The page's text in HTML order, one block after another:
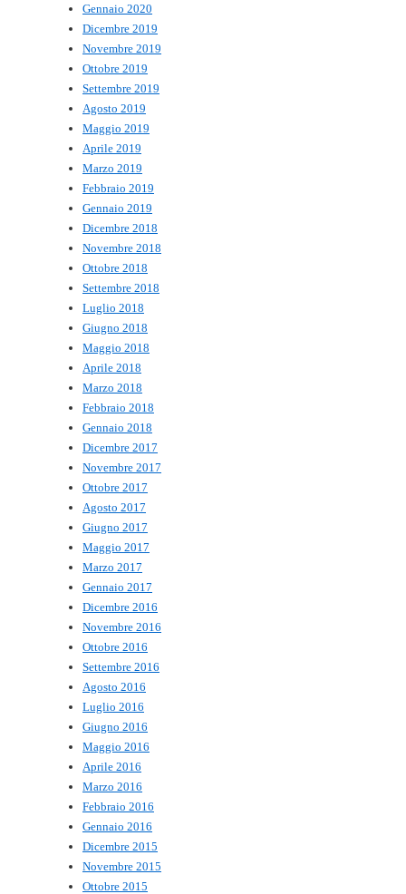
Gennaio 2020
Dicembre 2019
Novembre 2019
Ottobre 2019
Settembre 2019
Agosto 2019
Maggio 2019
Aprile 2019
Marzo 2019
Febbraio 2019
Gennaio 2019
Dicembre 2018
Novembre 2018
Ottobre 2018
Settembre 2018
Luglio 2018
Giugno 2018
Maggio 2018
Aprile 2018
Marzo 2018
Febbraio 2018
Gennaio 2018
Dicembre 2017
Novembre 2017
Ottobre 2017
Agosto 2017
Giugno 2017
Maggio 2017
Marzo 2017
Gennaio 2017
Dicembre 2016
Novembre 2016
Ottobre 2016
Settembre 2016
Agosto 2016
Luglio 2016
Giugno 2016
Maggio 2016
Aprile 2016
Marzo 2016
Febbraio 2016
Gennaio 2016
Dicembre 2015
Novembre 2015
Ottobre 2015